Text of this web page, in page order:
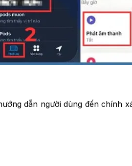
dẫn người dùng đến chính